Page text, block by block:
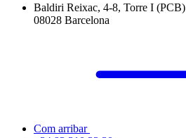
Baldiri Reixac, 4-8, Torre I (PCB)
08028 Barcelona
Com arribar